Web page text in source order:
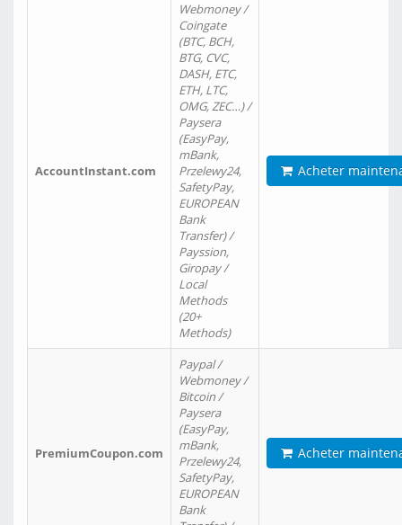
AccountInstant.com
Webmoney /
Coingate
(BTC, BCH,
BTG, CVC,
DASH, ETC,
ETH, LTC,
OMG, ZEC…) /
Paysera
(EasyPay,
mBank,
Przelewy24,
SafetyPay,
EUROPEAN
Bank
Transfer) /
Payssion,
Giropay /
Local
Methods
(20+
Methods)
Acheter
PremiumCoupon.com
Paypal /
Webmoney /
Bitcoin /
Paysera
(EasyPay,
mBank,
Przelewy24,
SafetyPay,
EUROPEAN
Bank
Acheter